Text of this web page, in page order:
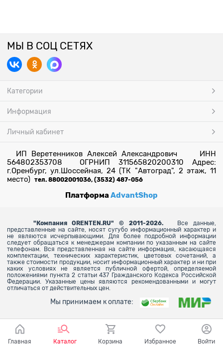
МЫ В СОЦ СЕТЯХ
Категории
Информация
Личный кабинет
ИП Веретенников Алексей Александрович ИНН
564802353708 ОГРНИП 311565820200310 Адрес:
г.Оренбург, ул.Шоссейная, 24 (ТК "Автоград", 2 этаж, 11
место) тел. 88002001036, (3532) 487-056
ПлатформаAdvantShop
" Компания ORENTEN.RU" © 2011-2026.
Все данные,
представленные на сайте, носят сугубо информационный характер и
не являются исчерпывающими. Для более подробной информации
следует обращаться к менеджерам компании по указанным на сайте
телефонам. Вся представленная на сайте информация, касающаяся
комплектации, технических характеристик, цветовых сочетаний, а
также стоимости продукции, носит информационный характер и ни при
каких условиях не является публичной офертой, определяемой
положениями пункта 2 статьи 437 Гражданского Кодекса Российской
Федерации. Указанные цены являются рекомендованными и могут
отличаться от действительных цен.
Мы принимаем к оплате:
Главная Каталог Корзина Избранное Войти